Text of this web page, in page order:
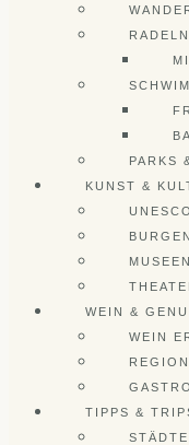
RADELN
PARKS
KUNST &
WEIN &
WEIN
TIPPS &